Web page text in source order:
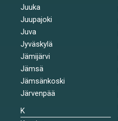
Juuka
Juupajoki
Juva
Jyväskylä
Jämijärvi
Jämsä
Jämsänkoski
Järvenpää
K